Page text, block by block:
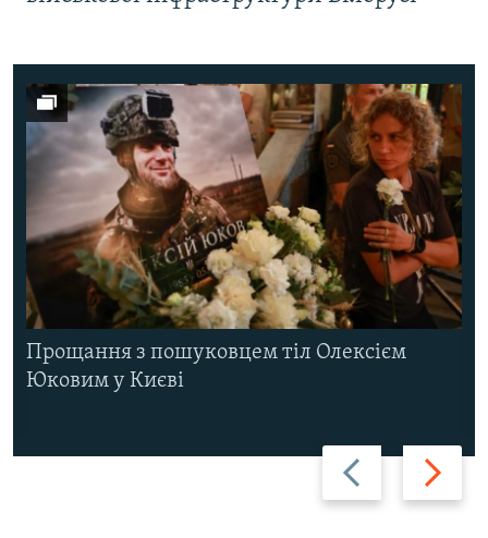
Назад Вперед
Прощання з пошуковцем тіл Олексієм
Юковим у Києві